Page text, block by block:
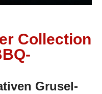
Collection
Grusel-